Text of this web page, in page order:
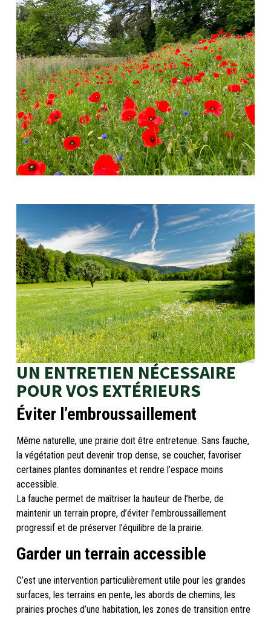
UN ENTRETIEN NÉCESSAIRE
POUR VOS EXTÉRIEURS
Éviter l’embroussaillement
Même naturelle, une prairie doit être entretenue. Sans fauche,
la végétation peut devenir trop dense, se coucher, favoriser
certaines plantes dominantes et rendre l’espace moins
accessible.
La fauche permet de maîtriser la hauteur de l’herbe, de
maintenir un terrain propre, d’éviter l’embroussaillement
progressif et de préserver l’équilibre de la prairie.
Garder un terrain accessible
C’est une intervention particulièrement utile pour les grandes
surfaces, les terrains en pente, les abords de chemins, les
prairies proches d’une habitation, les zones de transition entre